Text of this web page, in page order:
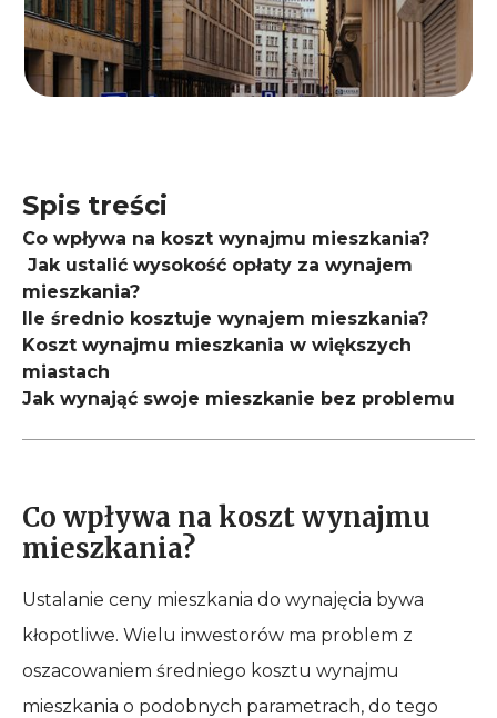
Co wpływa na koszt wynajmu
mieszkania?
Ustalanie ceny mieszkania do wynajęcia bywa
kłopotliwe. Wielu inwestorów ma problem z
oszacowaniem średniego kosztu wynajmu
mieszkania o podobnych parametrach, do tego
Spis treści
Co wpływa na koszt wynajmu mieszkania?
Jak ustalić wysokość opłaty za wynajem
mieszkania?
Ile średnio kosztuje wynajem mieszkania?
Koszt wynajmu mieszkania w większych
miastach
Jak wynająć swoje mieszkanie bez problemu